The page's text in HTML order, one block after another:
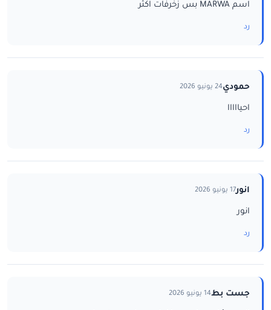
اسم MARWA بس زخرفات اكثر
رد
حمودي24 يونيو 2026
احيااااا
رد
انور17 يونيو 2026
انور
رد
جست بط14 يونيو 2026